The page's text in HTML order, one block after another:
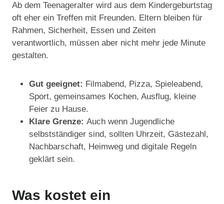
Ab dem Teenageralter wird aus dem Kindergeburtstag
oft eher ein Treffen mit Freunden. Eltern bleiben für
Rahmen, Sicherheit, Essen und Zeiten
verantwortlich, müssen aber nicht mehr jede Minute
gestalten.
Gut geeignet: Filmabend, Pizza, Spieleabend,
Sport, gemeinsames Kochen, Ausflug, kleine
Feier zu Hause.
Klare Grenze: Auch wenn Jugendliche
selbstständiger sind, sollten Uhrzeit, Gästezahl,
Nachbarschaft, Heimweg und digitale Regeln
geklärt sein.
Was kostet ein